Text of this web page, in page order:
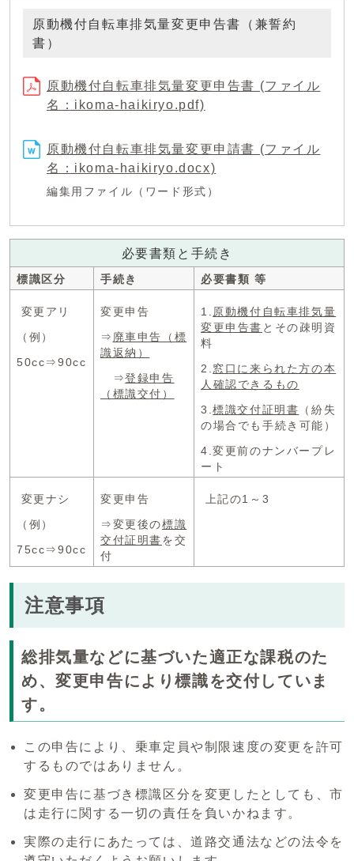
原動機付自転車排気量変更申告書（兼誓約
書）
原動機付自転車排気量変更申告書 (ファイル
名：ikoma-haikiryo.pdf)
原動機付自転車排気量変更申請書 (ファイル
名：ikoma-haikiryo.docx)
編集用ファイル（ワード形式）
必要書類と手続き
標識区分 手続き 必要書類 等
変更アリ
（例）
50cc⇒90cc
変更申告
⇒ 廃車申告（標
識返納）
⇒登録申告
（標識交付）
1.
原動機付自転車排気量
変更申告書 とその疎明資
料
2. 窓口に来られた方の本
人確認できるもの
3.標識交付証明書 （紛失
の場合でも手続き可能）
4.変更前のナンバープレ
ート
変更ナシ
（例）
75cc⇒90cc
変更申告
⇒変更後の標識
交付証明書 を交
付
上記の1～3
注意事項
総排気量などに基づいた適正な課税のた
め、変更申告により標識を交付していま
す。
この申告により、乗車定員や制限速度の変更を許可
するものではありません。
変更申告に基づき標識区分を変更したとしても、市
は走行に関する一切の責任を負いかねます。
実際の走行にあたっては、道路交通法などの法令を